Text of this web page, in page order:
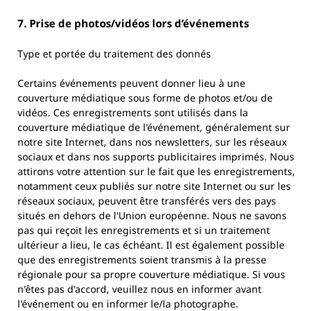
7. Prise de photos/vidéos lors d’événements
Type et portée du traitement des donnés
Certains événements peuvent donner lieu à une
couverture médiatique sous forme de photos et/ou de
vidéos. Ces enregistrements sont utilisés dans la
couverture médiatique de l'événement, généralement sur
notre site Internet, dans nos newsletters, sur les réseaux
sociaux et dans nos supports publicitaires imprimés. Nous
attirons votre attention sur le fait que les enregistrements,
notamment ceux publiés sur notre site Internet ou sur les
réseaux sociaux, peuvent être transférés vers des pays
situés en dehors de l'Union européenne. Nous ne savons
pas qui reçoit les enregistrements et si un traitement
ultérieur a lieu, le cas échéant. Il est également possible
que des enregistrements soient transmis à la presse
régionale pour sa propre couverture médiatique. Si vous
n'êtes pas d'accord, veuillez nous en informer avant
l'événement ou en informer le/la photographe.